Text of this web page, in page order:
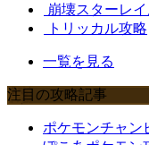
崩壊スターレ
トリッカル攻略
一覧を見る
注目の攻略記事
ポケモンチャン